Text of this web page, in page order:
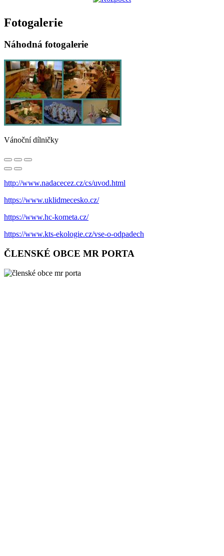
Fotogalerie
Náhodná fotogalerie
Vánoční dílničky
http://www.nadacecez.cz/cs/uvod.html
https://www.uklidmecesko.cz/
https://www.hc-kometa.cz/
https://www.kts-ekologie.cz/vse-o-odpadech
ČLENSKÉ OBCE MR PORTA